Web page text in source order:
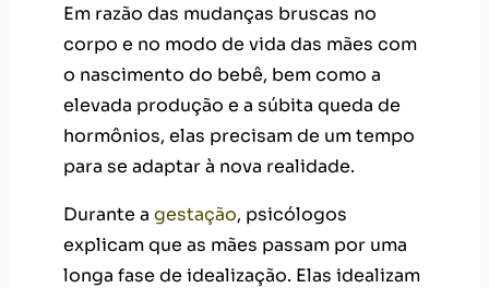
Em razão das mudanças bruscas no
corpo e no modo de vida das mães com
o nascimento do bebê, bem como a
elevada produção e a súbita queda de
hormônios, elas precisam de um tempo
para se adaptar à nova realidade.
Durante a gestação, psicólogos
explicam que as mães passam por uma
longa fase de idealização. Elas idealizam